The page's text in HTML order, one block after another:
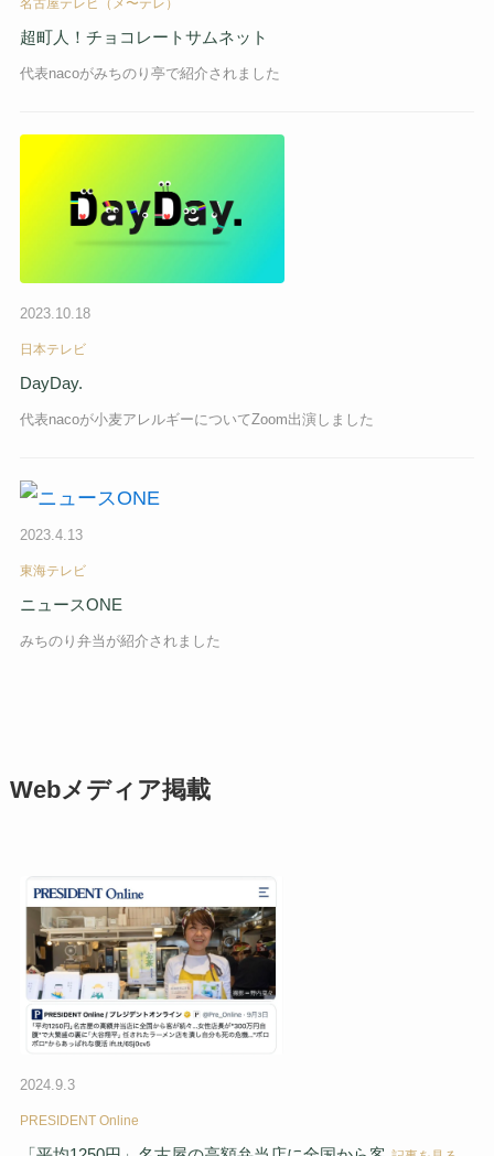
超町人！チョコレートサムネット
代表nacoがみちのり亭で紹介されました
2023.10.18
日本テレビ
DayDay.
代表nacoが小麦アレルギーについてZoom出演しました
2023.4.13
東海テレビ
ニュースONE
みちのり弁当が紹介されました
Webメディア掲載
2024.9.3
PRESIDENT Online